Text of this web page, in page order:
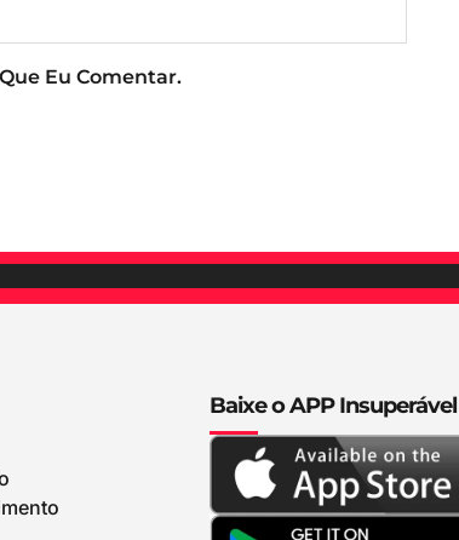
Eu Comentar.
Baixe o APP Insuperável